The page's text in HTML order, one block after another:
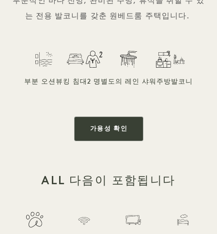
는 전용 발코니를 갖춘 원베드룸 주택입니다.
부분 오션뷰 킹 침대2 명 별도의 레인 샤워 주방발코니
가용성 확인
ALL 다음이 포함됩니다